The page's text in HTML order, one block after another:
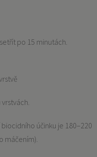
po 15 minutách.
účinku je 180–220
máčením).